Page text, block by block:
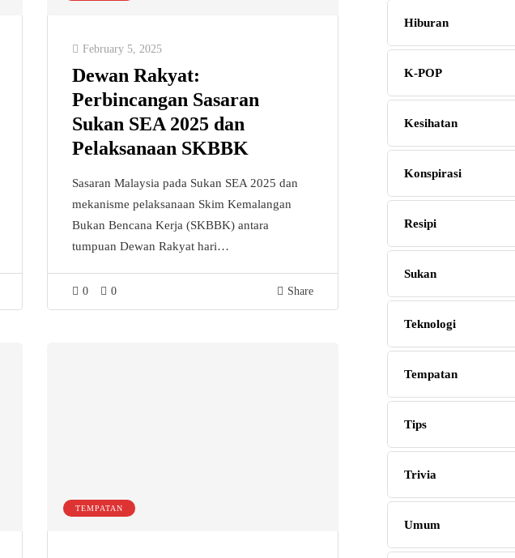
February 5, 2025
Dewan Rakyat:
Perbincangan Sasaran
Sukan SEA 2025 dan
Pelaksanaan SKBBK
Sasaran Malaysia pada Sukan SEA 2025 dan
mekanisme pelaksanaan Skim Kemalangan
Bukan Bencana Kerja (SKBBK) antara
tumpuan Dewan Rakyat hari…
0 0 Share
TEMPATAN
Hiburan
K-POP
Kesihatan
Konspirasi
Resipi
Sukan
Teknologi
Tempatan
Tips
Trivia
Umum